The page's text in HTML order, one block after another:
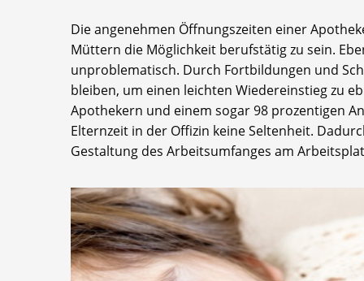
Die angenehmen Öffnungszeiten einer
Müttern die Möglichkeit berufstätig zu sein.
unproblematisch. Durch Fortbildungen und
bleiben, um einen leichten Wiedereinstieg zu
Apothekern und einem sogar 98 prozentigen
Elternzeit in der Offizin keine Seltenheit.
Gestaltung des Arbeitsumfanges am